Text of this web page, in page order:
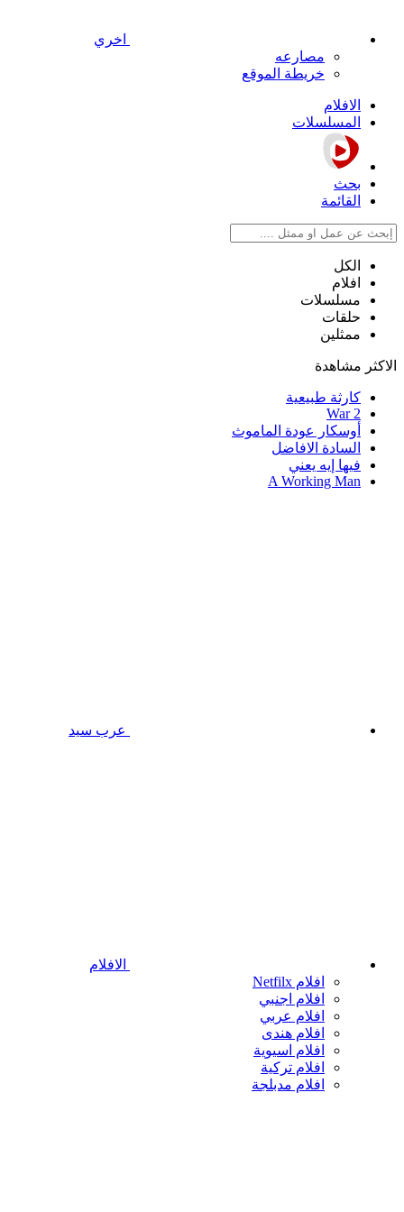
اخري
مصارعه
خريطة الموقع
الافلام
المسلسلات
بحث
القائمة
الكل
افلام
مسلسلات
حلقات
ممثلين
الاكثر مشاهدة
كارثة طبيعية
War 2
أوسكار عودة الماموث
السادة الافاضل
فيها إيه يعني
A Working Man
عرب سيد
الافلام
افلام Netfilx
افلام اجنبي
افلام عربي
افلام هندى
افلام اسيوية
افلام تركية
افلام مدبلجة